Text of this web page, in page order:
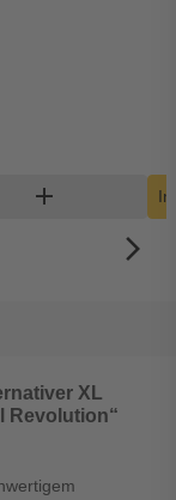
Menge
add
arrow_forward_ios
XL
Revolution“